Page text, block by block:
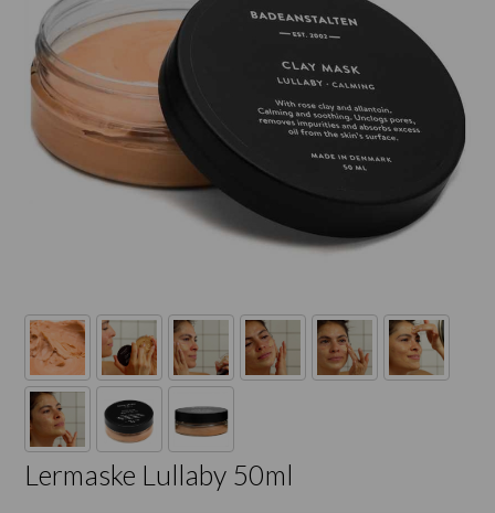
Lermaske Lullaby 50ml